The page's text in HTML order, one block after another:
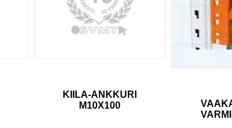
KIILA-ANKKURI
M10X100